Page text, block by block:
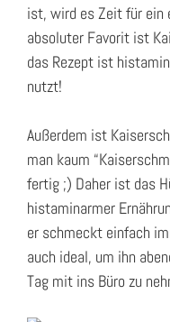
ist, wird es Zeit für ein
absoluter Favorit ist
das Rezept ist
nutzt!
Außerdem ist
man kaum
fertig ;) Daher ist das
histaminarmer
er schmeckt einfach
auch ideal, um ihn
Tag mit ins Büro zu